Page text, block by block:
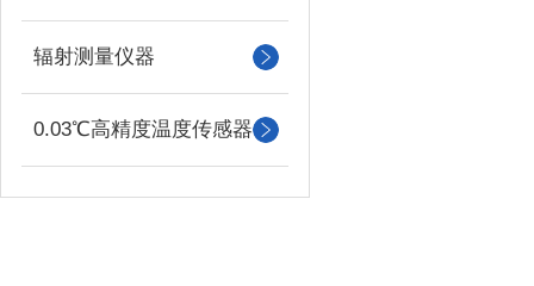
辐射测量仪器
0.03℃高精度温度传感器